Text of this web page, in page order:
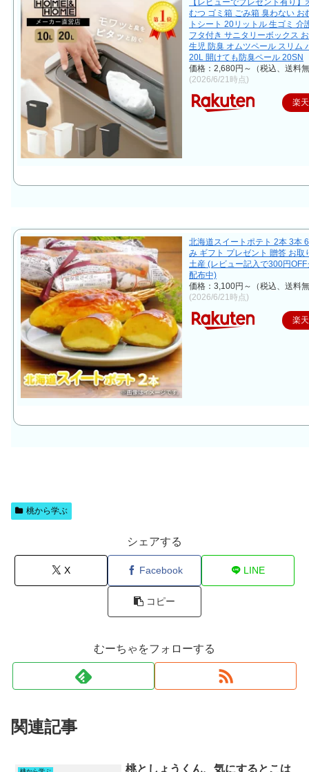
むつ ゴミ箱 ごみ箱 臭わない お
トシート 20リットル 生ゴミ 介
フタ付き サニタリーボックス
生児 防臭 オムツペール スリム
20L 開けても防臭ペール 20SN
価格：2,680円～（税込、送料
(2026/6/21時点)
楽
北海道スイートポテト 2本 3本
み ギフト プレゼント 贈答 お取
土産 (レビュー記入で300円
配布中)
価格：3,100円～（税込、送料
(2026/6/21時点)
楽
桃から学ぶ
シェアする
X Facebook LINE
コピー
むーちゃをフォローする
関連記事
桃としょうくん、気にするとこは